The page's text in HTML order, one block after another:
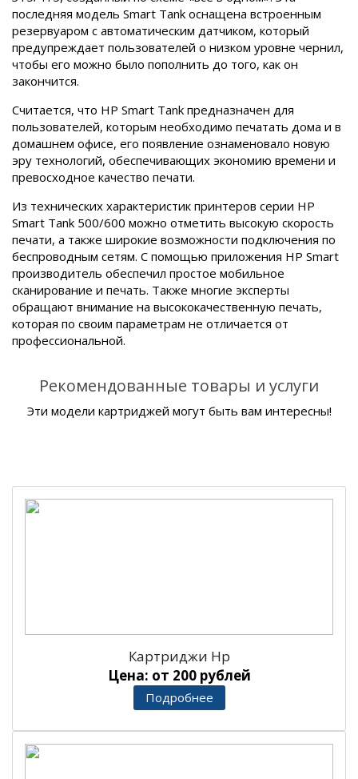
последняя модель Smart Tank оснащена встроенным
резервуаром с автоматическим датчиком, который
предупреждает пользователей о низком уровне чернил,
чтобы его можно было пополнить до того, как он
закончится.
Считается, что HP Smart Tank предназначен для
пользователей, которым необходимо печатать дома и в
домашнем офисе, его появление ознаменовало новую
эру технологий, обеспечивающих экономию времени и
превосходное качество печати.
Из технических характеристик принтеров серии HP
Smart Tank 500/600 можно отметить высокую скорость
печати, а также широкие возможности подключения по
беспроводным сетям. С помощью приложения HP Smart
производитель обеспечил простое мобильное
сканирование и печать. Также многие эксперты
обращают внимание на высококачественную печать,
которая по своим параметрам не отличается от
профессиональной.
Рекомендованные товары и услуги
Эти модели картриджей могут быть вам интересны!
Картриджи Hp
Цена: от 200 рублей
Подробнее